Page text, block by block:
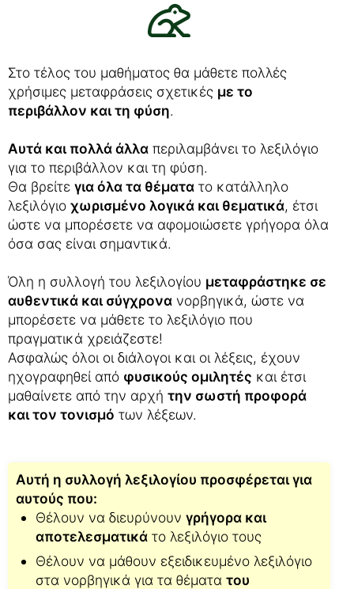
Στο τέλος του μαθήματος θα μάθετε πολλές
χρήσιμες μεταφράσεις σχετικές με το
περιβάλλον και τη φύση.
Αυτά και πολλά άλλα περιλαμβάνει το λεξιλόγιο
για το περιβάλλον και τη φύση.
Θα βρείτε για όλα τα θέματα το κατάλληλο
λεξιλόγιο χωρισμένο λογικά και θεματικά, έτσι
ώστε να μπορέσετε να αφομοιώσετε γρήγορα όλα
όσα σας είναι σημαντικά.
Όλη η συλλογή του λεξιλογίου μεταφράστηκε σε
αυθεντικά και σύγχρονα νορβηγικά, ώστε να
μπορέσετε να μάθετε το λεξιλόγιο που
πραγματικά χρειάζεστε!
Ασφαλώς όλοι οι διάλογοι και οι λέξεις, έχουν
ηχογραφηθεί από φυσικούς ομιλητές και έτσι
μαθαίνετε από την αρχή την σωστή προφορά
και τον τονισμό των λέξεων.
Αυτή η συλλογή λεξιλογίου προσφέρεται για
αυτούς που:
Θέλουν να διευρύνουν γρήγορα και
αποτελεσματικά το λεξιλόγιο τους
Θέλουν να μάθουν εξειδικευμένο λεξιλόγιο
στα νορβηγικά για τα θέματα του